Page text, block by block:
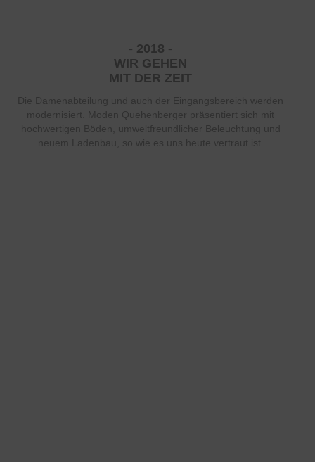
- 2018 -
WIR GEHEN
MIT DER ZEIT
Die Damenabteilung und auch der Eingangsbereich werden
modernisiert. Moden Quehenberger präsentiert sich mit
hochwertigen Böden, umweltfreundlicher Beleuchtung und
neuem Ladenbau, so wie es uns heute vertraut ist.